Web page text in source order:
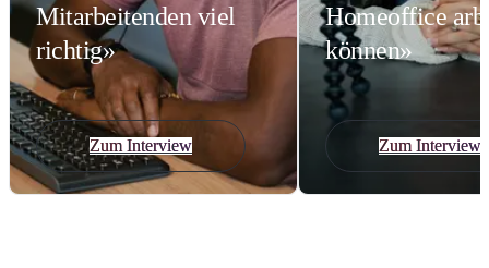
Mitarbeitenden viel
richtig»
Zum Interview
Homeoffice
können»
Zum Interview